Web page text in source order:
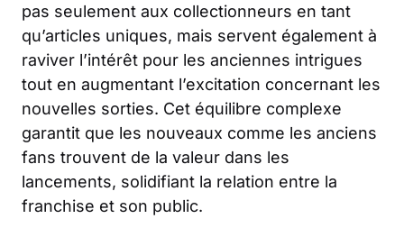
pas seulement aux collectionneurs en tant
qu’articles uniques, mais servent également à
raviver l’intérêt pour les anciennes intrigues
tout en augmentant l’excitation concernant les
nouvelles sorties. Cet équilibre complexe
garantit que les nouveaux comme les anciens
fans trouvent de la valeur dans les
lancements, solidifiant la relation entre la
franchise et son public.